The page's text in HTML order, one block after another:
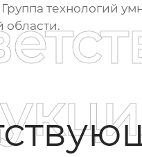
технологий
области.